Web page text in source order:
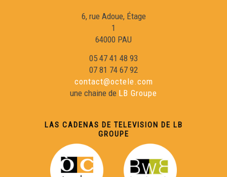
ÒC Kay - País de las Serras
ÒC Kay - Garait
ÒC Kay - Miuvachas
6, rue Adoue, Étage
1
64000 PAU
05 47 41 48 93
07 81 74 67 92
contact@octele.com
une chaine de LB Groupe
LAS CADENAS DE TELEVISION DE LB
GROUPE